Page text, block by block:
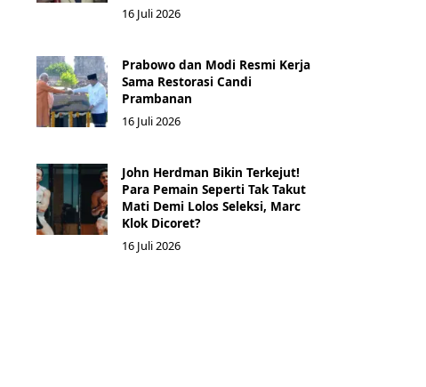
16 Juli 2026
Prabowo dan Modi Resmi Kerja
Sama Restorasi Candi
Prambanan
16 Juli 2026
John Herdman Bikin Terkejut!
Para Pemain Seperti Tak Takut
Mati Demi Lolos Seleksi, Marc
Klok Dicoret?
16 Juli 2026